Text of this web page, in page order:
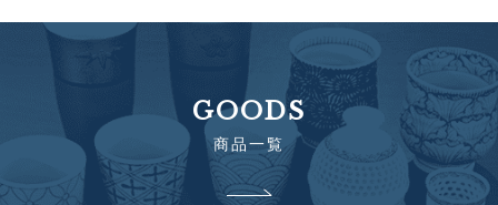
GOODS
商品一覧